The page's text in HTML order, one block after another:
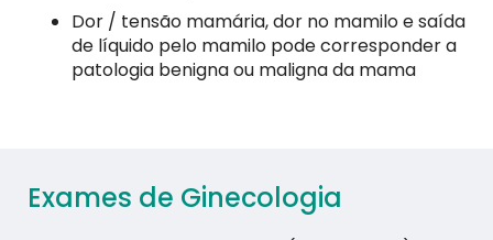
Dor / tensão mamária, dor no mamilo e saída
de líquido pelo mamilo pode corresponder a
patologia benigna ou maligna da mama
Exames de Ginecologia